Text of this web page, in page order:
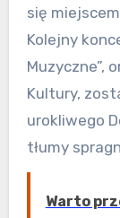
się
Kolejny
Muzyczne”,
Kultury,
urokliwego
tłumy
Warto